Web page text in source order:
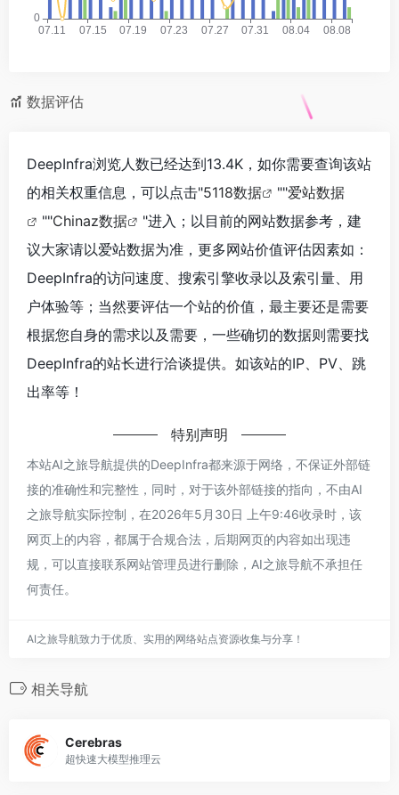
数据评估
DeepInfra浏览人数已经达到13.4K，如你需要查询该站
的相关权重信息，可以点击"5118数据 ""爱站数据
""Chinaz数据
"进入；以目前的网站数据参考，建
议大家请以爱站数据为准，更多网站价值评估因素如：
DeepInfra的访问速度、搜索引擎收录以及索引量、用
户体验等；当然要评估一个站的价值，最主要还是需要
根据您自身的需求以及需要，一些确切的数据则需要找
DeepInfra的站长进行洽谈提供。如该站的IP、PV、跳
出率等！
特别声明
本站AI之旅导航提供的DeepInfra都来源于网络，不保证外部链
接的准确性和完整性，同时，对于该外部链接的指向，不由AI
之旅导航实际控制，在2026年5月30日 上午9:46收录时，该
网页上的内容，都属于合规合法，后期网页的内容如出现违
规，可以直接联系网站管理员进行删除，AI之旅导航不承担任
何责任。
AI之旅导航致力于优质、实用的网络站点资源收集与分享！
相关导航
Cerebras
超快速大模型推理云